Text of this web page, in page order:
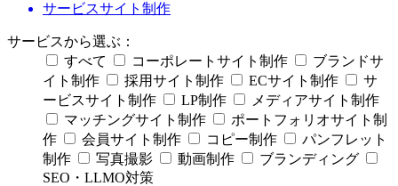
サービスサイト制作
サービスから選ぶ：
すべて
コーポレートサイト制作
ブランドサ
イト制作
採用サイト制作 ECサイト制作
サ
ービスサイト制作
LP制作
メディアサイト制作
マッチングサイト制作
ポートフォリオサイト制
作
会員サイト制作 コピー制作
パンフレット
制作
写真撮影 動画制作
ブランディング
SEО・LLMO対策